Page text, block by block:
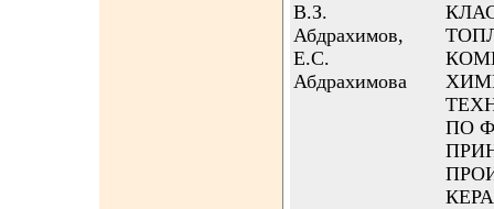
В.З.
Абдрахимов,
Е.С.
Абдрахимова
ПО